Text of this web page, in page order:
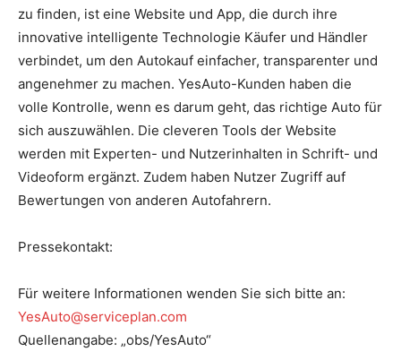
zu finden, ist eine Website und App, die durch ihre
innovative intelligente Technologie Käufer und Händler
verbindet, um den Autokauf einfacher, transparenter und
angenehmer zu machen. YesAuto-Kunden haben die
volle Kontrolle, wenn es darum geht, das richtige Auto für
sich auszuwählen. Die cleveren Tools der Website
werden mit Experten- und Nutzerinhalten in Schrift- und
Videoform ergänzt. Zudem haben Nutzer Zugriff auf
Bewertungen von anderen Autofahrern.
Pressekontakt:
Für weitere Informationen wenden Sie sich bitte an:
YesAuto@serviceplan.com
Quellenangabe: „obs/YesAuto“